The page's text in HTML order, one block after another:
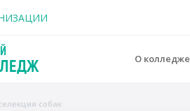
О колледже
собак